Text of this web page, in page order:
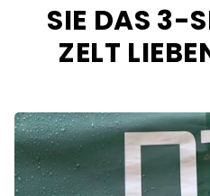
SIE DAS 3-
ZELT